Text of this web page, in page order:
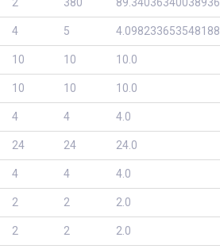
4 5 4.098233653548188
10 10 10.0
10 10 10.0
4 4 4.0
24 24 24.0
4 4 4.0
2 2 2.0
2 2 2.0